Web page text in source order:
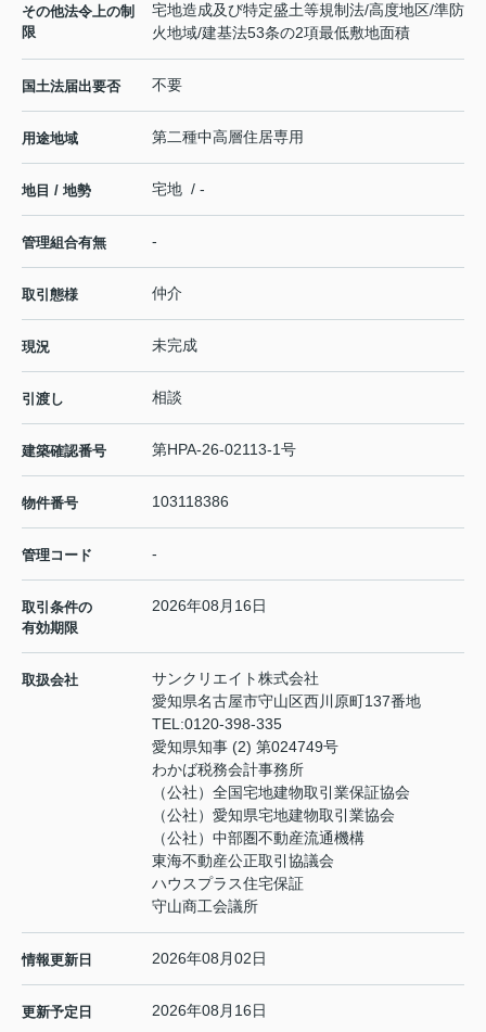
その他法令上の制
限
宅地造成及び特定盛土等規制法/高度地区/準防
火地域/建基法53条の2項最低敷地面積
国土法届出要否 不要
用途地域 第二種中高層住居専用
地目 / 地勢 宅地 / -
管理組合有無 -
取引態様 仲介
現況 未完成
引渡し 相談
建築確認番号 第HPA-26-02113-1号
物件番号 103118386
管理コード -
取引条件の
有効期限
2026年08月16日
取扱会社
サンクリエイト株式会社
愛知県名古屋市守山区西川原町137番地
TEL:0120-398-335
愛知県知事 (2) 第024749号
わかば税務会計事務所
（公社）全国宅地建物取引業保証協会
（公社）愛知県宅地建物取引業協会
（公社）中部圏不動産流通機構
東海不動産公正取引協議会
ハウスプラス住宅保証
守山商工会議所
情報更新日 2026年08月02日
更新予定日 2026年08月16日